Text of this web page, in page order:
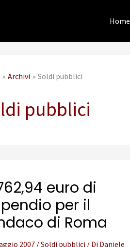
Home
Archivi Soldi pubblici
pubblici
euro di
per il
di Roma
2007 /Soldi pubblici / Di Daniele